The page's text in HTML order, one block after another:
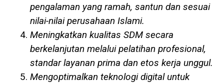
pengalaman yang ramah, santun dan sesuai
nilai-nilai perusahaan Islami.
Meningkatkan kualitas SDM secara
berkelanjutan melalui pelatihan profesional,
standar layanan prima dan etos kerja unggul.
Mengoptimalkan teknologi digital untuk